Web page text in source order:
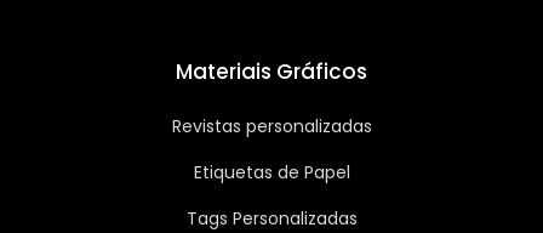
Materiais Gráficos
Revistas personalizadas
Etiquetas de Papel
Tags Personalizadas